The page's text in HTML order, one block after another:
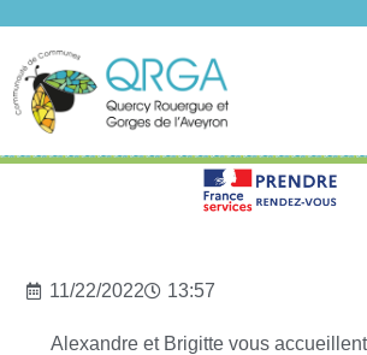
11/22/2022 13:57
Alexandre et Brigitte vous